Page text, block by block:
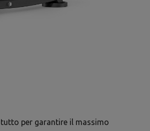
per garantire il massimo